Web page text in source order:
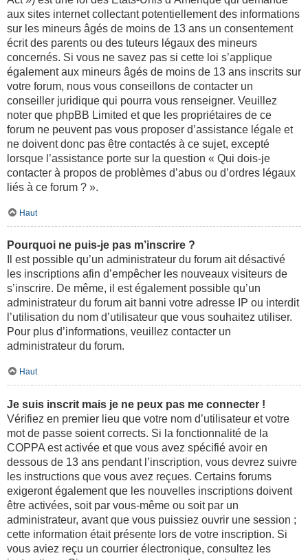
aux sites internet collectant potentiellement des informations
sur les mineurs âgés de moins de 13 ans un consentement
écrit des parents ou des tuteurs légaux des mineurs
concernés. Si vous ne savez pas si cette loi s’applique
également aux mineurs âgés de moins de 13 ans inscrits sur
votre forum, nous vous conseillons de contacter un
conseiller juridique qui pourra vous renseigner. Veuillez
noter que phpBB Limited et que les propriétaires de ce
forum ne peuvent pas vous proposer d’assistance légale et
ne doivent donc pas être contactés à ce sujet, excepté
lorsque l’assistance porte sur la question « Qui dois-je
contacter à propos de problèmes d’abus ou d’ordres légaux
liés à ce forum ? ».
Haut
Pourquoi ne puis-je pas m’inscrire ?
Il est possible qu’un administrateur du forum ait désactivé
les inscriptions afin d’empêcher les nouveaux visiteurs de
s’inscrire. De même, il est également possible qu’un
administrateur du forum ait banni votre adresse IP ou interdit
l’utilisation du nom d’utilisateur que vous souhaitez utiliser.
Pour plus d’informations, veuillez contacter un
administrateur du forum.
Haut
Je suis inscrit mais je ne peux pas me connecter !
Vérifiez en premier lieu que votre nom d’utilisateur et votre
mot de passe soient corrects. Si la fonctionnalité de la
COPPA est activée et que vous avez spécifié avoir en
dessous de 13 ans pendant l’inscription, vous devrez suivre
les instructions que vous avez reçues. Certains forums
exigeront également que les nouvelles inscriptions doivent
être activées, soit par vous-même ou soit par un
administrateur, avant que vous puissiez ouvrir une session ;
cette information était présente lors de votre inscription. Si
vous aviez reçu un courrier électronique, consultez les